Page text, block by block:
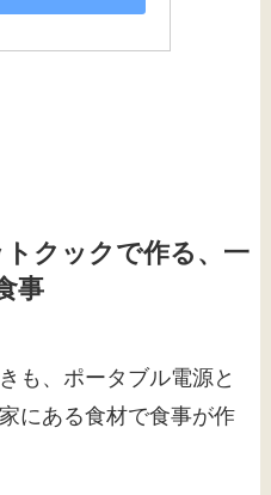
クックで作る、一
事
も、ポータブル電源と
にある食材で食事が作